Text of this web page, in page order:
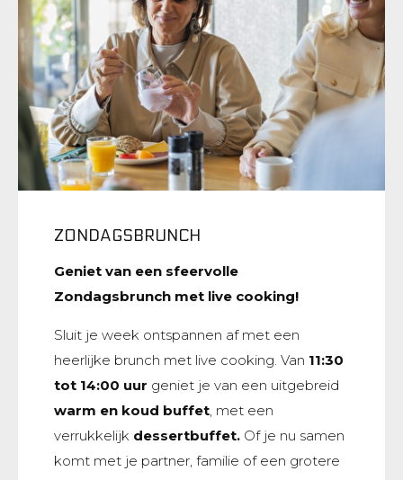
ZONDAGSBRUNCH
Geniet van een sfeervolle
Zondagsbrunch met live cooking!
Sluit je week ontspannen af met een
heerlijke brunch met live cooking. Van 11:30
tot 14:00 uur geniet je van een uitgebreid
warm en koud buffet, met een
verrukkelijk dessertbuffet. Of je nu samen
komt met je partner, familie of een grotere